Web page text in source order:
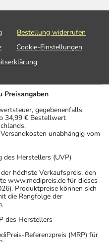
Bestellung widerrufen
Cookie-Einstellungen
Preisangaben
gegebenenfalls
34,99 € Bestellwert
unabhängig vom
des Herstellers (UVP)
der höchste Verkaufspreis, den
www.medipreis.de für dieses
Produktpreise können sich
die Rangfolge der
des Herstellers
Referenzpreis (MRP) für